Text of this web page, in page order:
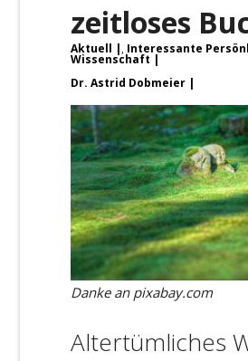
zeitloses
Aktuell , Interessante
Wissenschaft
Dr. Astrid Dobmeier
Danke an pixabay.com
Altertümliches